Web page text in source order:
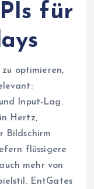
für
optimieren,
Input-Lag.
Hertz,
Bildschirm
flüssigere
mehr von
EntGates